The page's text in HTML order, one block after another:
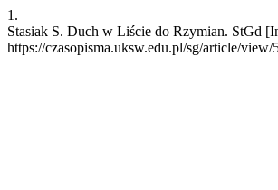
1.
Stasiak S. Duch w Liście do Rzymian. StGd
https://czasopisma.uksw.edu.pl/sg/article/view/